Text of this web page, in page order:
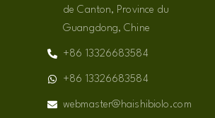
de Canton, Province du
Guangdong, Chine
+86 13326683584
+86 13326683584
webmaster@haishibiolo.com